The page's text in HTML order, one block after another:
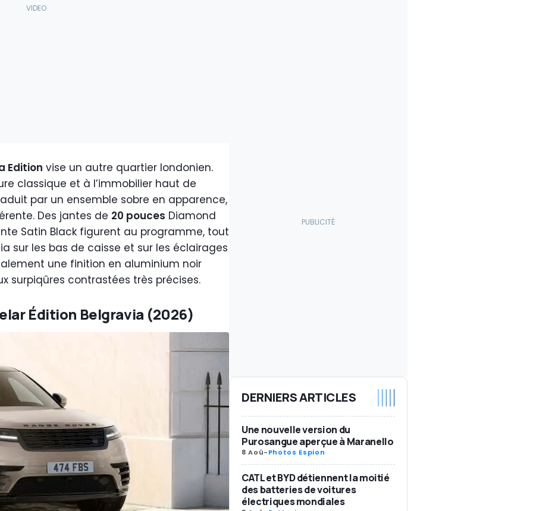
Edition vise un autre quartier londonien.
classique et à l’immobilier haut de
par un ensemble sobre en apparence,
Des jantes de 20 pouces Diamond
Satin Black figurent au programme, tout
sur les bas de caisse et sur les éclairages
une finition en aluminium noir
surpiqûres contrastées très précises.
Édition Belgravia (2026)
DERNIERS ARTICLES
Une nouvelle version du
Purosangue aperçue à Maranello
8 Aoû-Photos Espion
CATL et BYD détiennent la moitié
des batteries de voitures
électriques mondiales